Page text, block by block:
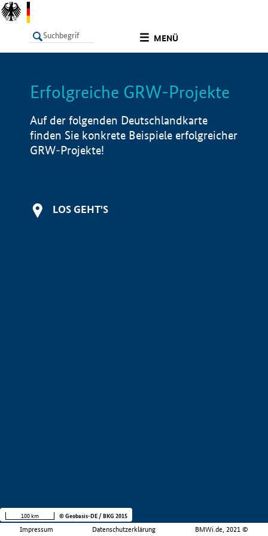
MENÜ
LISTE Info
Erfolgreiche GRW-Projekte
Auf der folgenden Deutschlandkarte
finden Sie konkrete Beispiele erfolgreicher
GRW-Projekte!
LOS GEHT'S
Impressum Datenschutzerklärung BMWi.de, 2021 ©
100 km © Geobasis-DE / BKG 2015